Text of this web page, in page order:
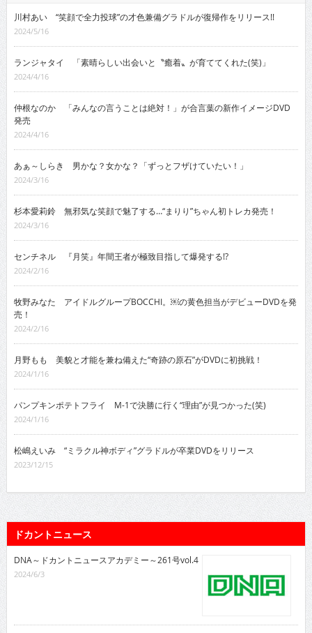
川村あい “笑顔で全力投球”の才色兼備グラドルが復帰作をリリース!!
2024/5/16
ランジャタイ 「素晴らしい出会いと〝癒着〟が育ててくれた(笑)」
2024/4/16
仲根なのか 「みんなの言うことは絶対！」が合言葉の新作イメージDVD
発売
2024/4/16
あぁ～しらき 男かな？女かな？「ずっとフザけていたい！」
2024/3/16
杉本愛莉鈴 無邪気な笑顔で魅了する…“まりり”ちゃん初トレカ発売！
2024/3/16
センチネル 『月笑』年間王者が極致目指して爆発する!?
2024/2/16
牧野みなた アイドルグループBOCCHI。￼の黄色担当がデビューDVDを発
売！
2024/2/16
月野もも 美貌と才能を兼ね備えた“奇跡の原石”がDVDに初挑戦！
2024/1/16
パンプキンポテトフライ M-1で決勝に行く“理由”が見つかった(笑)
2024/1/16
松嶋えいみ “ミラクル神ボディ”グラドルが卒業DVDをリリース
2023/12/15
ドカントニュース
DNA～ドカントニュースアカデミー～261号vol.4
2024/6/3